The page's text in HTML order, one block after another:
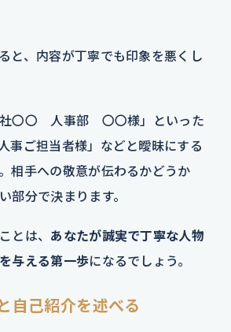
と、内容が丁寧でも印象を悪くし
社〇〇 人事部 〇〇様」といった
事ご担当者様」などと曖昧にする
相手への敬意が伝わるかどうか
部分で決まります。
とは、 あなたが誠実で丁寧な人物
与える第一歩になるでしょう。
自己紹介を述べる